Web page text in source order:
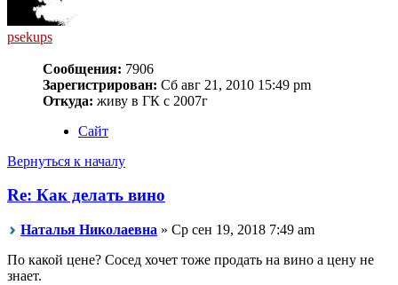
psekups
Сообщения: 7906
Зарегистрирован: Сб авг 21, 2010 15:49 pm
Откуда: живу в ГК с 2007г
Сайт
Вернуться к началу
Re: Как делать вино
Наталья Николаевна » Ср сен 19, 2018 7:49 am
По какой цене? Сосед хочет тоже продать на вино а цену не
знает.